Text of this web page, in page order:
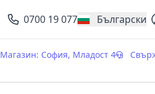
0700 19 077 Български
, change
Магазин: София, Младост 4